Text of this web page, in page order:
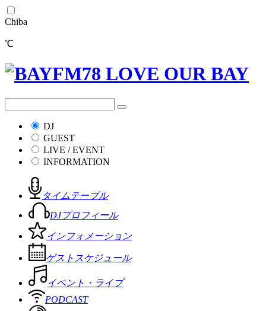
Chiba
℃
DJ
GUEST
LIVE / EVENT
INFORMATION
タイムテーブル
DJプロフィール
インフォメーション
ゲストスケジュール
イベント・ライブ
PODCAST